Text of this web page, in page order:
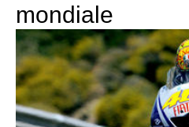
mondiale